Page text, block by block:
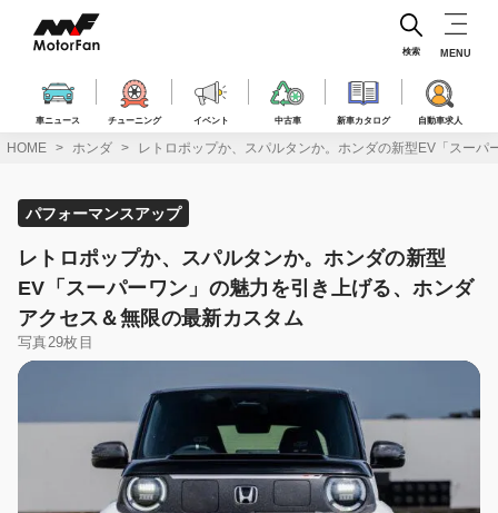
ス
車ニュース チューニング イベント 中古車 新車カタログ 自動車求人
検索 MENU
HOME ホンダ レトロポップか、スパルタンか。ホンダの新型EV「スー
パフォーマンスアップ
レトロポップか、スパルタンか。ホンダの新型
EV「スーパーワン」の魅力を引き上げる、ホンダ
アクセス＆無限の最新カスタム
写真29枚目